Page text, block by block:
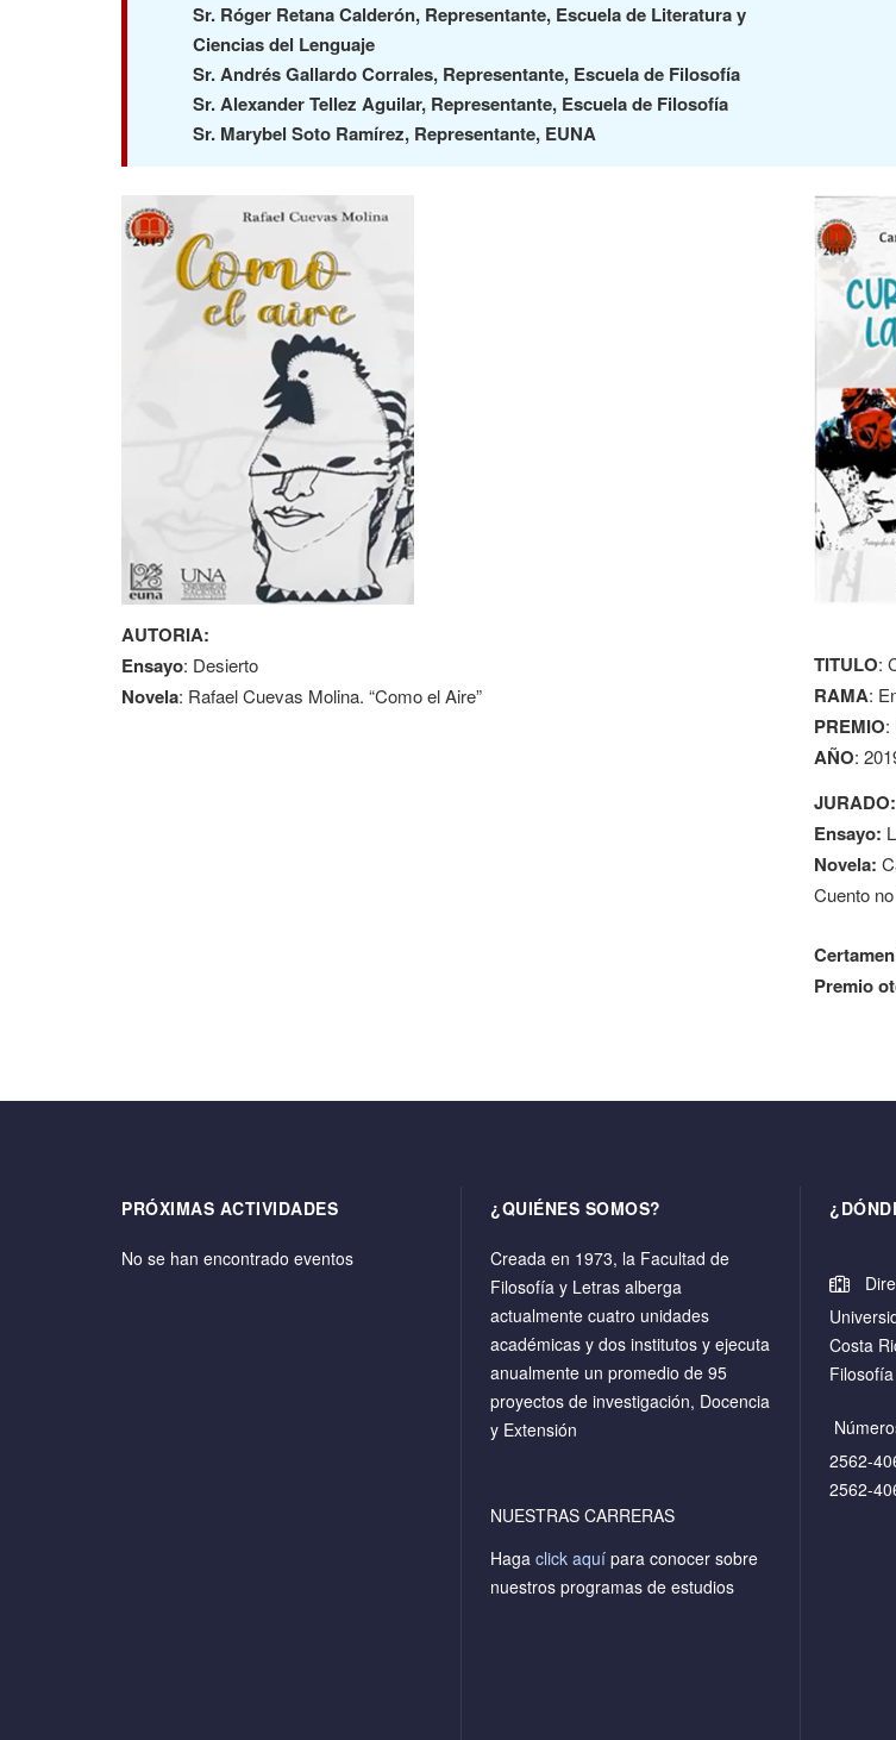
Sr. Róger Retana Calderón, Representante, Escuela de Literatura y
Ciencias del Lenguaje
Sr. Andrés Gallardo Corrales, Representante, Escuela de Filosofía
Sr. Alexander Tellez Aguilar, Representante, Escuela de Filosofía
Sr. Marybel Soto Ramírez, Representante, EUNA
AUTORIA:
Ensayo: Desierto
Novela: Rafael Cuevas Molina. “Como el Aire”
TITULO:
RAMA:
PREMIO:
AÑO:
JURADO:
Ensayo:
Novela:
Cuento
Premio
PRÓXIMAS ACTIVIDADES
No se han encontrado eventos
¿QUIÉNES SOMOS?
Creada en 1973, la Facultad de
Filosofía y Letras alberga
actualmente cuatro unidades
académicas y dos institutos y ejecuta
anualmente un promedio de 95
proyectos de investigación, Docencia
y Extensión
NUESTRAS CARRERAS
Haga click aquí para conocer sobre
nuestros programas de estudios
Costa
2562-
2562-